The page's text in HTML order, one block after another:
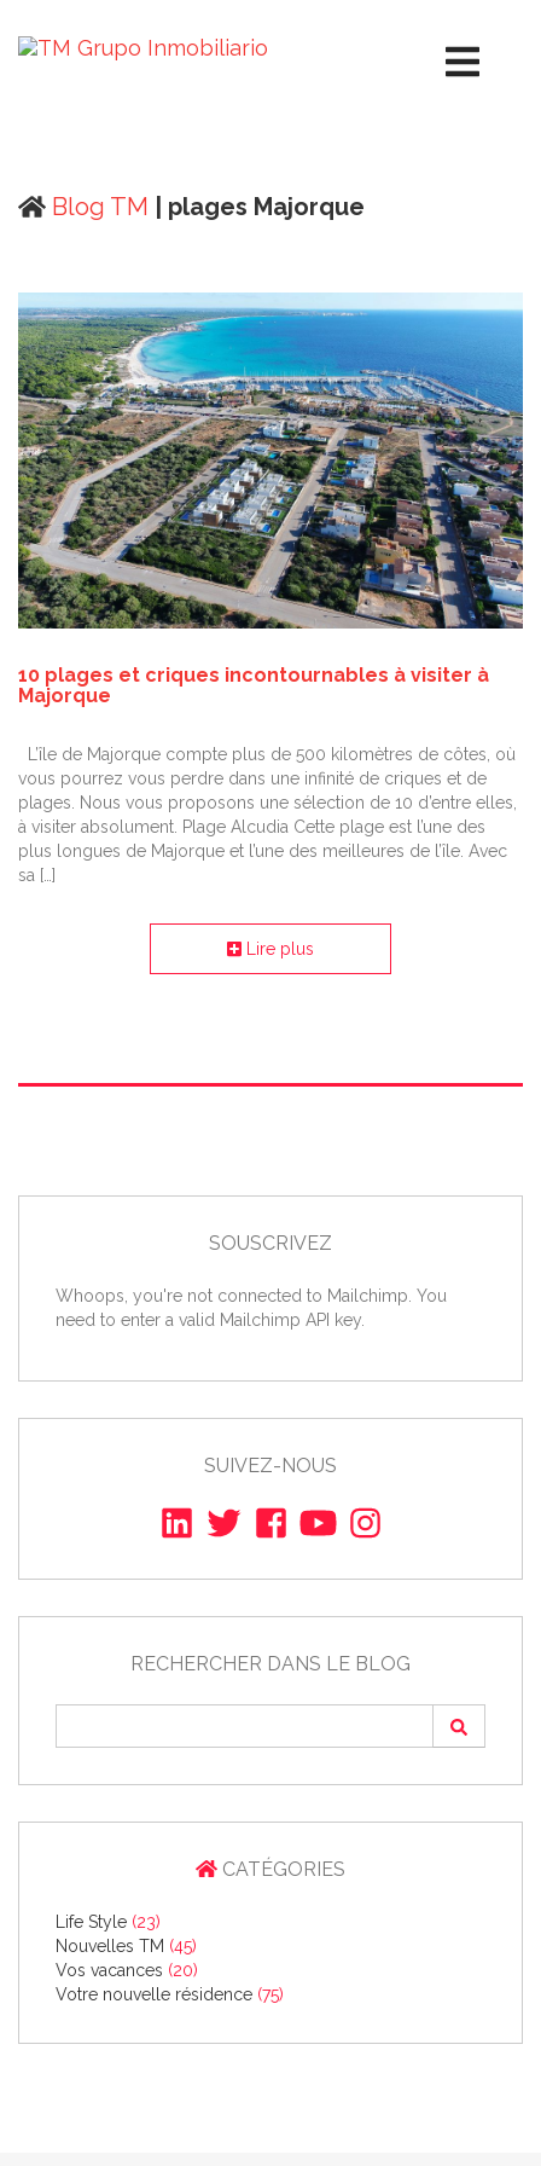
Blog TM | plages Majorque
10 plages et criques incontournables à visiter à
Majorque
L’île de Majorque compte plus de 500 kilomètres de côtes, où
vous pourrez vous perdre dans une infinité de criques et de
plages. Nous vous proposons une sélection de 10 d’entre elles,
à visiter absolument. Plage Alcudia Cette plage est l’une des
plus longues de Majorque et l’une des meilleures de l’île. Avec
sa […]
Lire plus
SOUSCRIVEZ
Whoops, you're not connected to Mailchimp. You
need to enter a valid Mailchimp API key.
SUIVEZ-NOUS
RECHERCHER DANS LE BLOG
CATÉGORIES
Life Style (23)
Nouvelles TM (45)
Vos vacances (20)
Votre nouvelle résidence (75)